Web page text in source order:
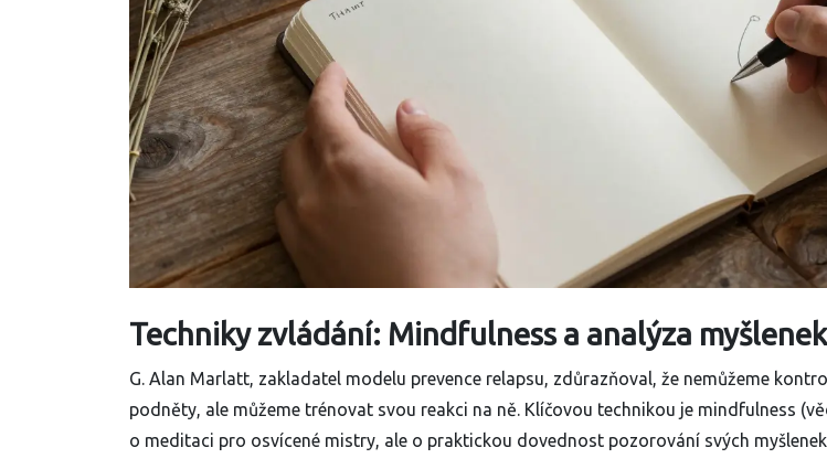
Techniky zvládání: Mindfulness a analýza myšlenek
G. Alan Marlatt, zakladatel modelu prevence relapsu, zdůrazňoval, že nemůžeme
podněty, ale můžeme trénovat svou reakci na ně. Klíčovou technikou je mindfulness
o meditaci pro osvícené mistry, ale o praktickou dovednost pozorování svých